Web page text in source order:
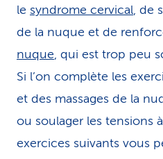
le syndrome cervical, de
de la nuque et de
nuque, qui est trop peu
Si l’on complète les
et des massages de la
ou soulager les tensions
exercices suivants vous